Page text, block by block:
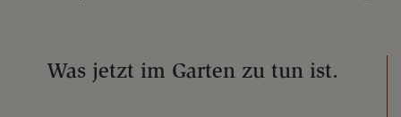
Was jetzt im Garten zu tun ist.